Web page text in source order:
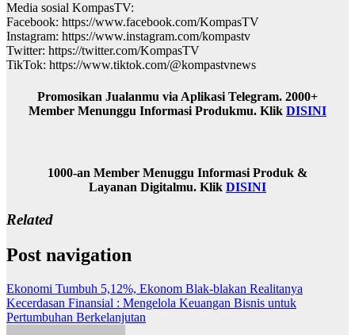
Media sosial KompasTV:
Facebook: https://www.facebook.com/KompasTV
Instagram: https://www.instagram.com/kompastv
Twitter: https://twitter.com/KompasTV
TikTok: https://www.tiktok.com/@kompastvnews
Promosikan Jualanmu via Aplikasi Telegram. 2000+
Member Menunggu Informasi Produkmu. Klik DISINI
1000-an Member Menuggu Informasi Produk &
Layanan Digitalmu. Klik DISINI
Related
Post navigation
Ekonomi Tumbuh 5,12%, Ekonom Blak-blakan Realitanya
Kecerdasan Finansial : Mengelola Keuangan Bisnis untuk
Pertumbuhan Berkelanjutan